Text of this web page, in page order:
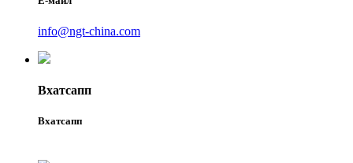
info@ngt-china.com
Вхатсапп
Вхатсапп